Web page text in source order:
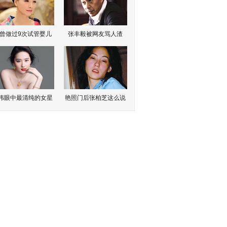
做过9次试管婴儿 张丰毅被网友骂人渣
眼中最清纯的女星 艳照门后张柏芝这么说